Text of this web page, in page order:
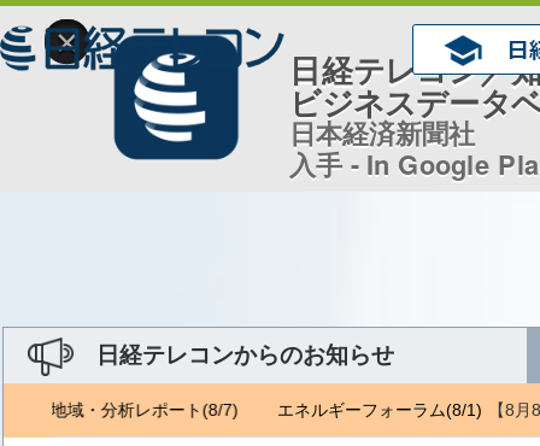
×
日経テレコン／
ビジネスデータ
日本経済新聞社
入手 - In Google
日経テレコンからのお知らせ
【8
ロ地域・分析レポート(8/7) エネルギーフォーラム(8/1) ジェ